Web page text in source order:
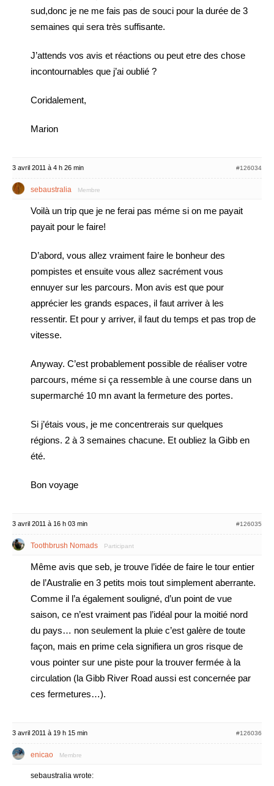
sud,donc je ne me fais pas de souci pour la durée de 3
semaines qui sera très suffisante.
J’attends vos avis et réactions ou peut etre des chose
incontournables que j’ai oublié ?
Coridalement,
Marion
3 avril 2011 à 4 h 26 min #126034
sebaustralia Membre
Voilà un trip que je ne ferai pas méme si on me payait
payait pour le faire!
D’abord, vous allez vraiment faire le bonheur des
pompistes et ensuite vous allez sacrément vous
ennuyer sur les parcours. Mon avis est que pour
apprécier les grands espaces, il faut arriver à les
ressentir. Et pour y arriver, il faut du temps et pas trop de
vitesse.
Anyway. C’est probablement possible de réaliser votre
parcours, méme si ça ressemble à une course dans un
supermarché 10 mn avant la fermeture des portes.
Si j’étais vous, je me concentrerais sur quelques
régions. 2 à 3 semaines chacune. Et oubliez la Gibb en
été.
Bon voyage
3 avril 2011 à 16 h 03 min #126035
Toothbrush Nomads Participant
Même avis que seb, je trouve l’idée de faire le tour entier
de l’Australie en 3 petits mois tout simplement aberrante.
Comme il l’a également souligné, d’un point de vue
saison, ce n’est vraiment pas l’idéal pour la moitié nord
du pays… non seulement la pluie c’est galère de toute
façon, mais en prime cela signifiera un gros risque de
vous pointer sur une piste pour la trouver fermée à la
circulation (la Gibb River Road aussi est concernée par
ces fermetures…).
3 avril 2011 à 19 h 15 min #126036
enicao Membre
sebaustralia wrote: